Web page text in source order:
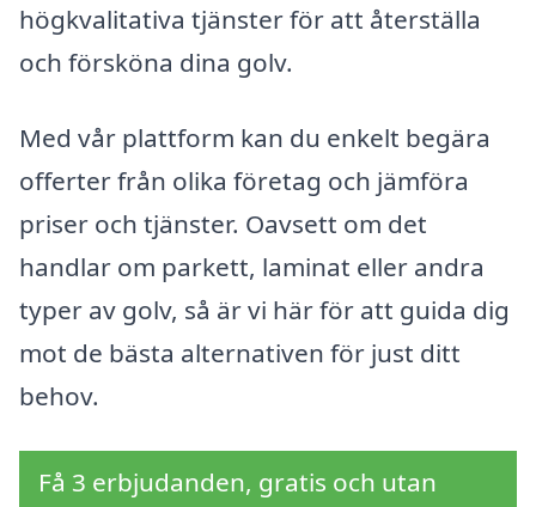
högkvalitativa tjänster för att återställa
och försköna dina golv.
Med vår plattform kan du enkelt begära
offerter från olika företag och jämföra
priser och tjänster. Oavsett om det
handlar om parkett, laminat eller andra
typer av golv, så är vi här för att guida dig
mot de bästa alternativen för just ditt
behov.
Få 3 erbjudanden, gratis och utan